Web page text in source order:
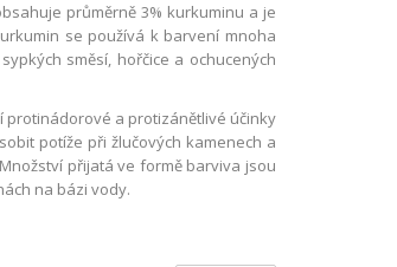
průměrně 3% kurkuminu a je
se používá k barvení mnoha
směsí, hořčice a ochucených
protinádorové a protizánětlivé účinky
potíže při žlučových kamenech a
přijatá ve formě barviva jsou
na bázi vody.